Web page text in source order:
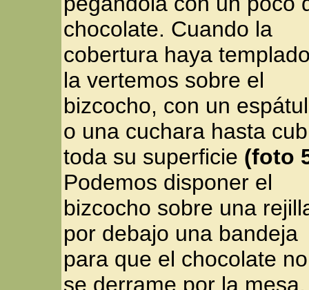
chocolate. Cuando la
cobertura haya
la vertemos sobre el
bizcocho, con un
o una cuchara hasta
toda su superficie (foto
Podemos disponer el
bizcocho sobre una
por debajo una bandeja
para que el chocolate no
se derrame por la mesa.